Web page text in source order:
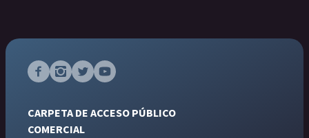
CARPETA DE ACCESO PÚBLICO
COMERCIAL